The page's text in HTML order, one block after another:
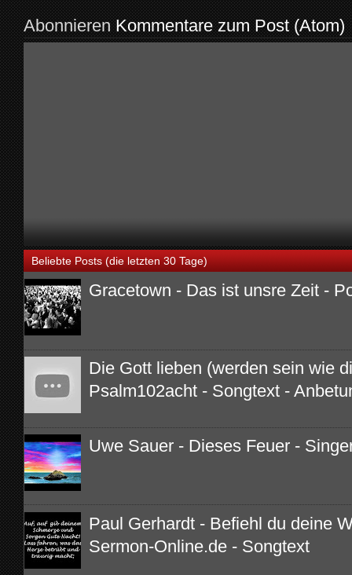
AbonnierenKommentare zum Post (Atom)
Beliebte Posts (die letzten 30 Tage)
Gracetown - Das ist unsre Zeit -
Die Gott lieben (werden sein wie
Psalm102acht - Songtext -
Uwe Sauer - Dieses Feuer -
Paul Gerhardt - Befiehl du deine
Sermon-Online.de - Songtext